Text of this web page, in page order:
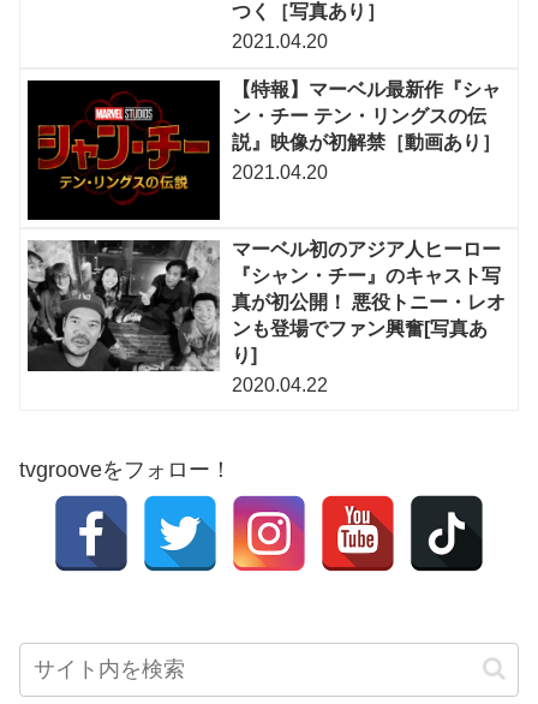
つく［写真あり］
2021.04.20
【特報】マーベル最新作『シャ
ン・チー テン・リングスの伝
説』映像が初解禁［動画あり］
2021.04.20
マーベル初のアジア人ヒーロー
『シャン・チー』のキャスト写
真が初公開！ 悪役トニー・レオ
ンも登場でファン興奮[写真あ
り]
2020.04.22
tvgrooveをフォロー！